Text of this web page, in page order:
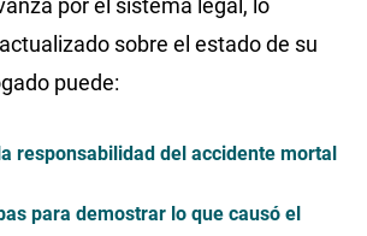
por el sistema legal, lo
sobre el estado de su
puede:
responsabilidad del accidente mortal
para demostrar lo que causó el